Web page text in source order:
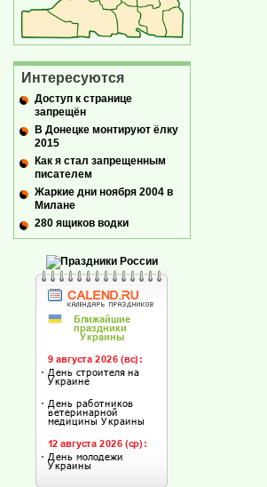
Интересуются
Доступ к странице
запрещён
В Донецке монтируют ёлку
2015
Как я стал запрещенным
писателем
Жаркие дни ноября 2004 в
Милане
280 ящиков водки